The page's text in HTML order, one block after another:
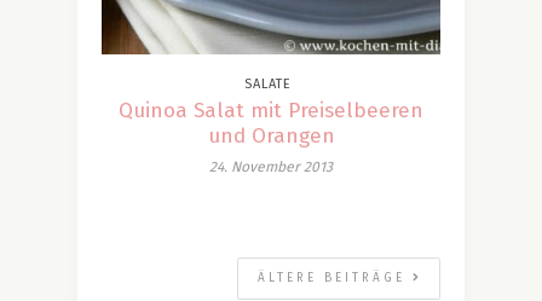
SALATE
Quinoa Salat mit Preiselbeeren
und Orangen
24. November 2013
ÄLTERE BEITRÄGE